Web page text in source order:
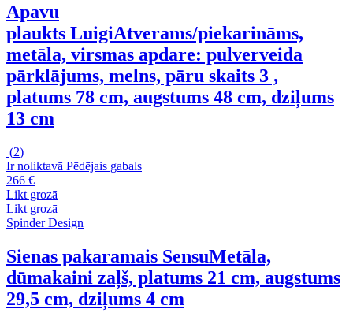
Apavu
plaukts LuigiAtverams/piekarināms,
metāla, virsmas apdare: pulverveida
pārklājums, melns, pāru skaits 3 ,
platums 78 cm, augstums 48 cm, dziļums
13 cm
(2)
Ir noliktavā Pēdējais gabals
266 €
Likt grozā
Likt grozā
Spinder Design
Sienas pakaramais SensuMetāla,
dūmakaini zaļš, platums 21 cm, augstums
29,5 cm, dziļums 4 cm